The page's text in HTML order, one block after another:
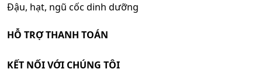
Đậu, hạt, ngũ cốc dinh dưỡng
HỖ TRỢ THANH TOÁN
KẾT NỐI VỚI CHÚNG TÔI